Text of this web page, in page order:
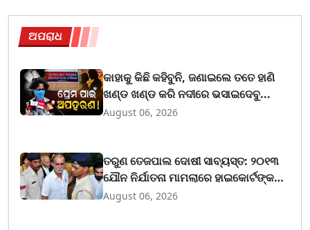
ଅପରାଧ
କାହାକୁ କିଛି କହିବୁନି, ଜଣାଇଲେ ତତେ ହାଣି
ଖଣ୍ଡ ଖଣ୍ଡ କରି ନଦୀରେ ଭସାଇଦେବୁ...
August 06, 2026
ତରୁଣ ତେଜପାଲ ଦୋଷୀ ସାବ୍ୟସ୍ତ: ୨୦୧୩
ଯୌନ ନିର୍ଯାତନା ମାମଲାରେ ହାଇକୋର୍ଟଙ୍କ
ବଡ଼ ରାୟ
August 06, 2026